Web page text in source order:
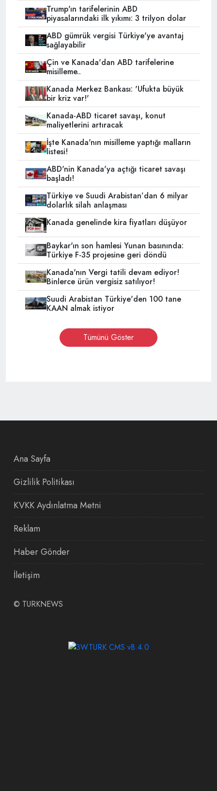
Trump'ın tarifelerinin ABD
piyasalarındaki ilk yıkımı: 3 trilyon dolar
ABD gümrük vergisi Türkiye'ye avantaj
sağlayabilir
Çin ve Kanada'dan ABD tarifelerine
misilleme..
Kanada Merkez Bankası: 'Ufukta büyük
bir kriz var!'
Kanada-ABD ticaret savaşı, konut
maliyetlerini artıracak
İşte Kanada'nın misilleme yaptığı malların
listesi!
ABD'nin Kanada'ya açtığı ticaret savaşı
başladı!
Türkiye ve Suudi Arabistan’dan 6 milyar
dolarlık silah anlaşması
Kanada genelinde kira fiyatları düşüyor
Baykar'ın son hamlesi Yunan basınında:
Türkiye F-35 projesine geri döndü
Kanada'nın Vergi tatili devam ediyor!
Binlerce ürün vergisiz satılıyor!
Suudi Arabistan Türkiye'den 100 tane
KAAN almak istiyor
Tümünü Göster
Ana Sayfa
Gizlilik Politikası
KVKK Aydınlatma Metni
Reklam
Haber Gönder
İletişim
© TURKNEWS